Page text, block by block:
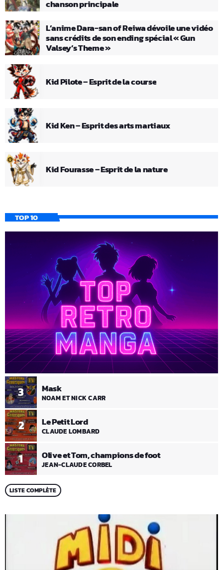
chanson principale
L’anime Dara-san of Reiwa dévoile une vidéo
sans crédits de son ending spécial « Gun
Valsey’s Theme »
Kid Pilote – Esprit de la course
Kid Ken – Esprit des arts martiaux
Kid Fourasse – Esprit de la nature
TOP 10
1 Olive et Tom, champions de foot
JEAN-CLAUDE CORBEL
2 Le Petit Lord
CLAUDE LOMBARD
3 Mask
NOAM ET NICK CARR
LISTE COMPLÈTE